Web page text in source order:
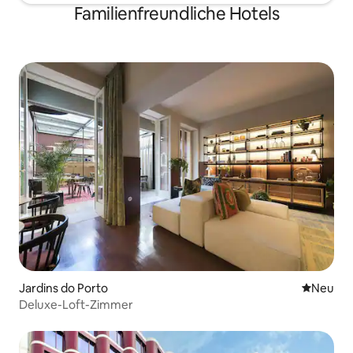
Familienfreundliche Hotels
Jardins do Porto Neue
Neu
Deluxe-Loft-Zimmer